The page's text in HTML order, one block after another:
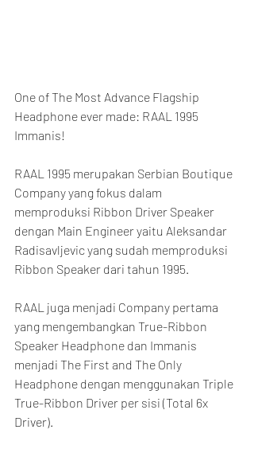
One of The Most Advance Flagship
Headphone ever made: RAAL 1995
Immanis!
RAAL 1995 merupakan Serbian Boutique
Company yang fokus dalam
memproduksi Ribbon Driver Speaker
dengan Main Engineer yaitu Aleksandar
Radisavljevic yang sudah memproduksi
Ribbon Speaker dari tahun 1995.
RAAL juga menjadi Company pertama
yang mengembangkan True-Ribbon
Speaker Headphone dan Immanis
menjadi The First and The Only
Headphone dengan menggunakan Triple
True-Ribbon Driver per sisi (Total 6x
Driver).